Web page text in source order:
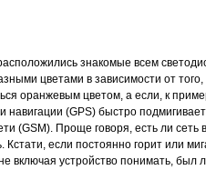
знакомые всем
цветами в зависимости от
оранжевым цветом, а если, к
навигации (GPS) быстро
(GSM). Проще говоря, есть ли
Кстати, если постоянно горит или
включая устройство понимать, был